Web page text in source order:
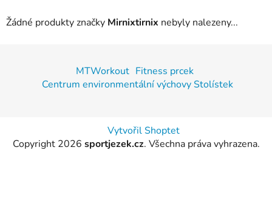
Žádné produkty značky Mirnixtirnix nebyly nalezeny...
MTWorkout Fitness prcek
Centrum environmentální výchovy Stolístek
Vytvořil Shoptet
Copyright 2026 sportjezek.cz. Všechna práva vyhrazena.